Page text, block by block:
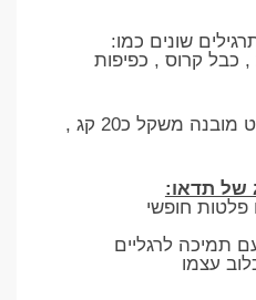
שונים כמו:
כבל קרוס , כפיפות
סמית משין מקצועי כולל מוט מובנה משקל כ20 קג ,
של תדאו:
חופשי
תמיכה לרגליים
עצמו